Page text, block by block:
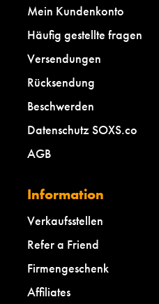
Mein Kundenkonto
Häufig gestellte fragen
Versendungen
Rücksendung
Beschwerden
Datenschutz SOXS.co
AGB
Information
Verkaufsstellen
Refer a Friend
Firmengeschenk
Affiliates